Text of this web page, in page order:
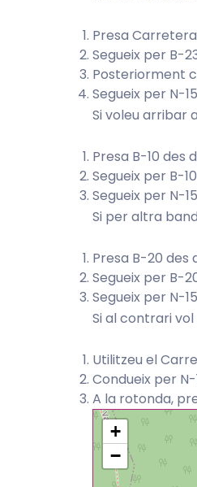
Presa
Segueix per B-
Posteriorment
Segueix per N-
Si voleu arribar
Presa B-10 des
Segueix per B-
Segueix per N-
Si per altra
Presa B-20 des
Segueix per B-
Segueix per N-
Si al contrari
Utilitzeu el
Condueix per
A la rotonda,
+
−